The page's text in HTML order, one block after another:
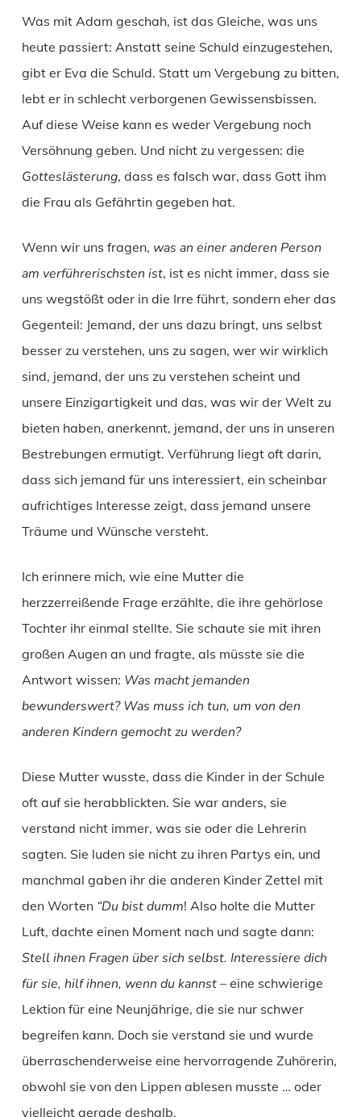
Was mit Adam geschah, ist das Gleiche, was uns
heute passiert: Anstatt seine Schuld einzugestehen,
gibt er Eva die Schuld. Statt um Vergebung zu bitten,
lebt er in schlecht verborgenen Gewissensbissen.
Auf diese Weise kann es weder Vergebung noch
Versöhnung geben. Und nicht zu vergessen: die
Gotteslästerung, dass es falsch war, dass Gott ihm
die Frau als Gefährtin gegeben hat.
Wenn wir uns fragen, was an einer anderen Person
am verführerischsten ist, ist es nicht immer, dass sie
uns wegstößt oder in die Irre führt, sondern eher das
Gegenteil: Jemand, der uns dazu bringt, uns selbst
besser zu verstehen, uns zu sagen, wer wir wirklich
sind, jemand, der uns zu verstehen scheint und
unsere Einzigartigkeit und das, was wir der Welt zu
bieten haben, anerkennt, jemand, der uns in unseren
Bestrebungen ermutigt. Verführung liegt oft darin,
dass sich jemand für uns interessiert, ein scheinbar
aufrichtiges Interesse zeigt, dass jemand unsere
Träume und Wünsche versteht.
Ich erinnere mich, wie eine Mutter die
herzzerreißende Frage erzählte, die ihre gehörlose
Tochter ihr einmal stellte. Sie schaute sie mit ihren
großen Augen an und fragte, als müsste sie die
Antwort wissen: Was macht jemanden
bewunderswert? Was muss ich tun, um von den
anderen Kindern gemocht zu werden?
Diese Mutter wusste, dass die Kinder in der Schule
oft auf sie herabblickten. Sie war anders, sie
verstand nicht immer, was sie oder die Lehrerin
sagten. Sie luden sie nicht zu ihren Partys ein, und
manchmal gaben ihr die anderen Kinder Zettel mit
den Worten “Du bist dumm! Also holte die Mutter
Luft, dachte einen Moment nach und sagte dann:
Stell ihnen Fragen über sich selbst. Interessiere dich
für sie, hilf ihnen, wenn du kannst – eine schwierige
Lektion für eine Neunjährige, die sie nur schwer
begreifen kann. Doch sie verstand sie und wurde
überraschenderweise eine hervorragende Zuhörerin,
obwohl sie von den Lippen ablesen musste … oder
vielleicht gerade deshalb.